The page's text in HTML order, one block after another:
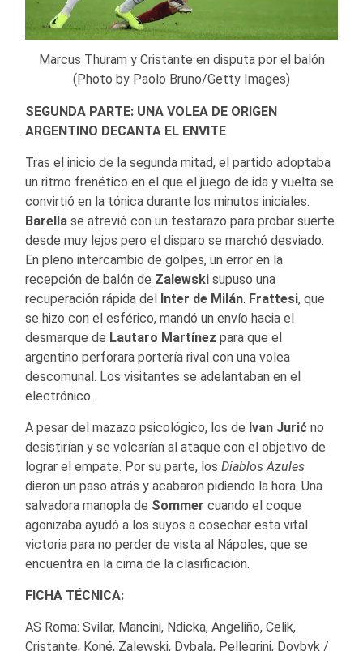
Marcus Thuram y Cristante en disputa por el balón
(Photo by Paolo Bruno/Getty Images)
SEGUNDA PARTE: UNA VOLEA DE ORIGEN
ARGENTINO DECANTA EL ENVITE
Tras el inicio de la segunda mitad, el partido adoptaba
un ritmo frenético en el que el juego de ida y vuelta se
convirtió en la tónica durante los minutos iniciales.
Barella se atrevió con un testarazo para probar suerte
desde muy lejos pero el disparo se marchó desviado.
En pleno intercambio de golpes, un error en la
recepción de balón de Zalewski supuso una
recuperación rápida del
Inter de Milán. Frattesi, que
se hizo con el esférico, mandó un envío hacia el
desmarque de Lautaro Martínez para que el
argentino perforara portería rival con una volea
descomunal. Los visitantes se adelantaban en el
electrónico.
A pesar del mazazo psicológico, los de Ivan Jurić no
desistirían y se volcarían al ataque con el objetivo de
lograr el empate. Por su parte, los Diablos Azules
dieron un paso atrás y acabaron pidiendo la hora. Una
salvadora manopla de Sommer cuando el coque
agonizaba ayudó a los suyos a cosechar esta vital
victoria para no perder de vista al Nápoles, que se
encuentra en la cima de la clasificación.
FICHA TÉCNICA:
AS Roma: Svilar, Mancini, Ndicka, Angeliño, Celik,
Cristante, Koné, Zalewski, Dybala, Pellegrini, Dovbyk /